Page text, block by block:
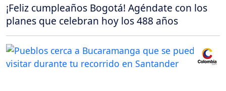
¡Feliz cumpleaños Bogotá! Agéndate con los
planes que celebran hoy los 488 años